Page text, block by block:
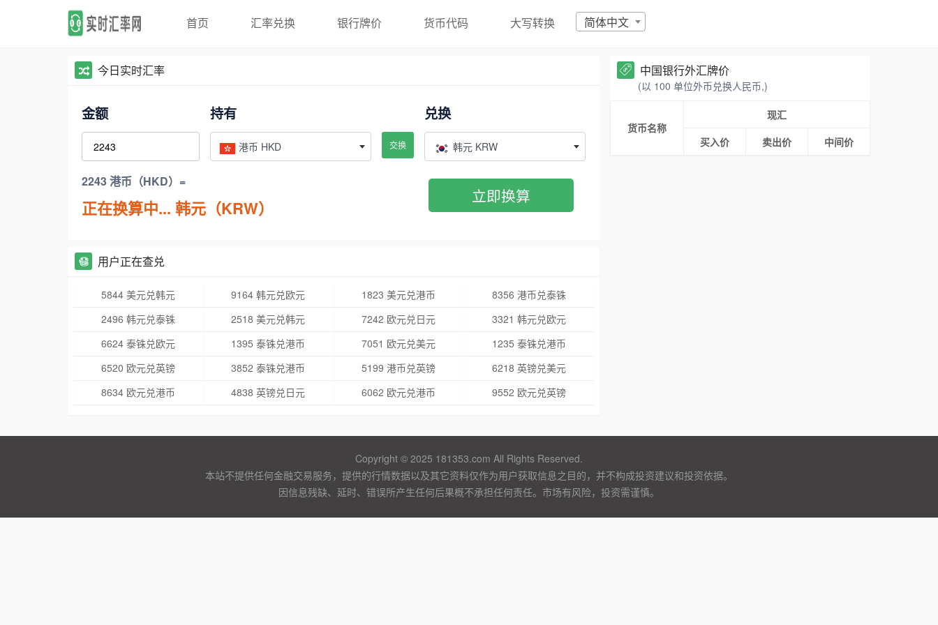
首页 汇率兑换 银行牌价 货币代码 大写转换 简体中文
今日实时汇率
金额 持有
港币 HKD 交换
兑换
韩元 KRW
2243 港币（HKD）=
正在换算中... 韩元（KRW）
立即换算
用户正在查兑
5844 美元兑韩元 9164 韩元兑欧元 1823 美元兑港币
8356 港币兑泰铢
2496 韩元兑泰铢
2518 美元兑韩元 7242 欧元兑日元
3321 韩元兑欧元
6624 泰铢兑欧元
1395 泰铢兑港币 7051 欧元兑美元
1235 泰铢兑港币
6520 欧元兑英镑
3852 泰铢兑港币 5199 港币兑英镑
6218 英镑兑美元
8634 欧元兑港币
4838 英镑兑日元 6062 欧元兑港币 9552 欧元兑英镑
中国银行外汇牌价
(以 100 单位外币兑换人民币,)
货币名称
现汇
买入价
卖出价 中间价
Copyright © 2025 181353.com All Rights Reserved.
本站不提供任何金融交易服务，提供的行情数据以及其它资料仅作为用户获取信息之目的，并不构成投资建议和投资依据。
因信息残缺、延时、错误所产生任何后果概不承担任何责任。市场有风险，投资需谨慎。